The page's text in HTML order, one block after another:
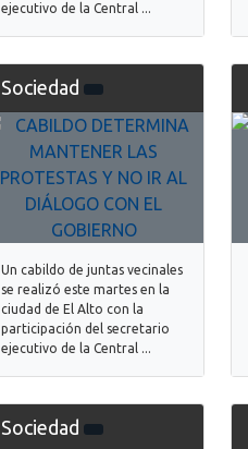
ejecutivo de la Central ...
Sociedad
Un cabildo de juntas vecinales
se realizó este martes en la
ciudad de El Alto con la
participación del secretario
ejecutivo de la Central ...
Sociedad